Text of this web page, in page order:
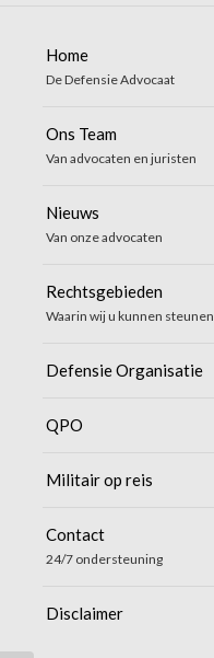
Home
De Defensie Advocaat
Ons Team
Van advocaten en juristen
Nieuws
Van onze advocaten
Rechtsgebieden
Waarin wij u kunnen steunen
Defensie Organisatie
QPO
Militair op reis
Contact
24/7 ondersteuning
Disclaimer